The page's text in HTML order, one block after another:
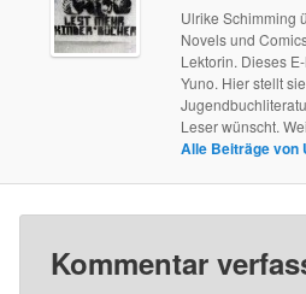
Ulrike Schimming
Novels und
Lektorin. Dieses
Yuno. Hier stellt
Leser wünscht.
Alle Beiträge von
Kommentar